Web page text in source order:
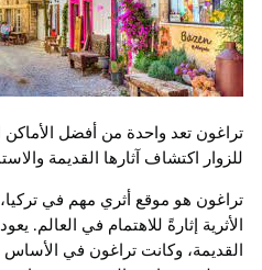
تراغون تعد واحدة من أفضل
للزوار اكتشاف آثارها القديمة
تراغون هو موقع أثري مهم في تركيا،
الأثرية إثارةً للاهتمام في العالم.
القديمة، وكانت تراغون في الأساس